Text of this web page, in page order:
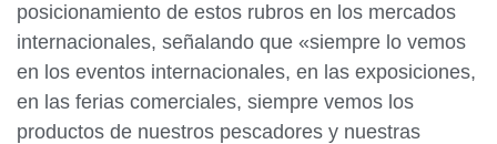
posicionamiento de estos rubros en los mercados
internacionales, señalando que «siempre lo vemos
en los eventos internacionales, en las exposiciones,
en las ferias comerciales, siempre vemos los
productos de nuestros pescadores y nuestras